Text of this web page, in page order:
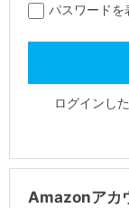
パスワードを
ログインし
Amazonアカ